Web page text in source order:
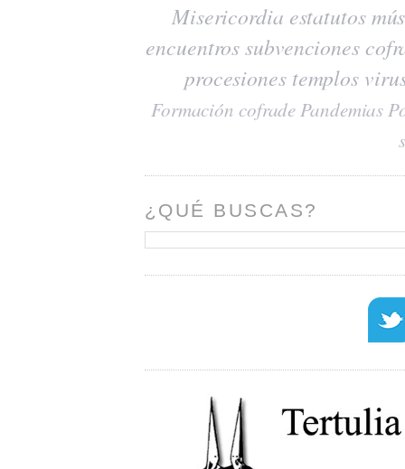
Misericordia estatutos
encuentrossubvenciones
procesiones templos
Formación cofradePandemias
¿QUÉ BUSCAS?